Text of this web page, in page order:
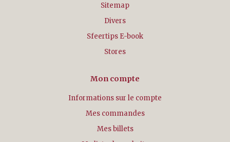
Sitemap
Divers
Sfeertips E-book
Stores
Mon compte
Informations sur le compte
Mes commandes
Mes billets